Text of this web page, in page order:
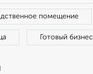
помещение
Готовый бизнес